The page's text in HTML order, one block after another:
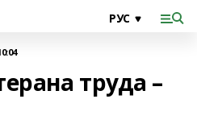
труда –